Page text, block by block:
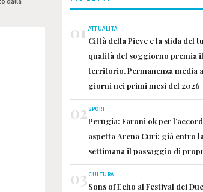
01 ATTUALITÀ
Città della Pieve e la sfida del
qualità del soggiorno premia il
territorio. Permanenza media a
giorni nei primi mesi del 2026
02SPORT
Perugia: Faroni ok per
aspetta Arena Curi: già entro la
settimana il passaggio di
03CULTURA
Sons of Echo al Festival dei